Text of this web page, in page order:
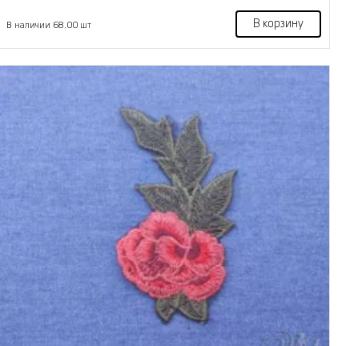
В наличии 68.00 шт В корзину